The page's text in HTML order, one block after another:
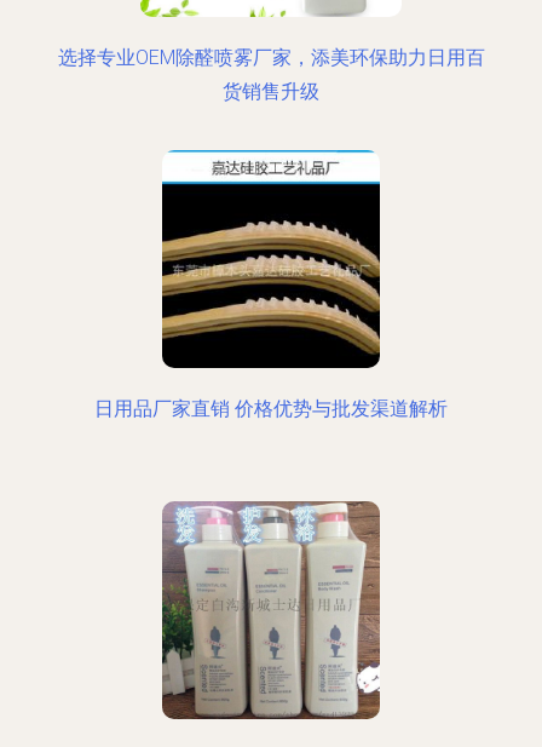
选择专业OEM除醛喷雾厂家，添美环保助力日用百
货销售升级
日用品厂家直销 价格优势与批发渠道解析